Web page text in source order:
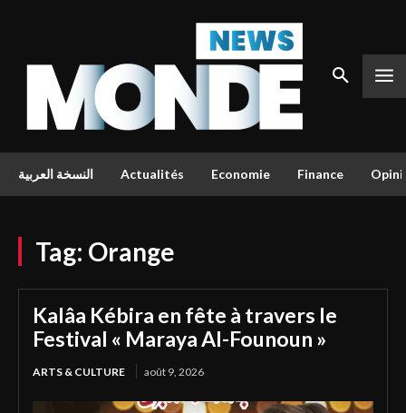
النسخة العربية Actualités Economie Finance
Tag: Orange
Kalâa Kébira en fête à travers le
Festival « Maraya Al-Founoun »
ARTS & CULTURE août 9, 2026